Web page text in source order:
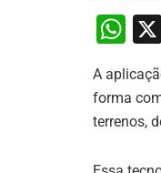
W
at
s
A
forma
terrenos,